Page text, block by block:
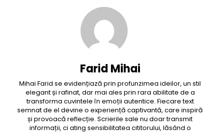
Farid Mihai
Mihai Farid se evidențiază prin profunzimea ideilor, un stil
elegant și rafinat, dar mai ales prin rara abilitate de a
transforma cuvintele în emoții autentice. Fiecare text
semnat de el devine o experiență captivantă, care inspiră
și provoacă reflecție. Scrierile sale nu doar transmit
informații, ci ating sensibilitatea cititorului, lăsând o